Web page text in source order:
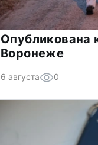
Опубликована
Воронеже
6 августа 0